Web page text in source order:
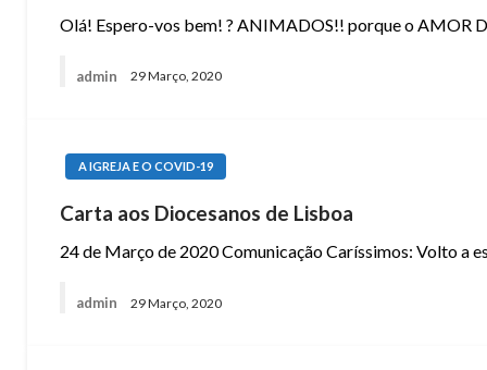
Olá! Espero-vos bem! ? ANIMADOS!! porque o AMOR
admin 29 Março, 2020
A IGREJA E O COVID-19
Carta aos Diocesanos de Lisboa
24 de Março de 2020 Comunicação Caríssimos: Volto a
admin 29 Março, 2020